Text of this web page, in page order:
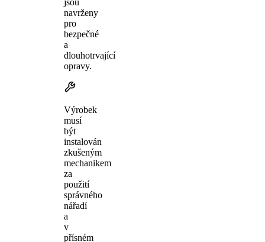
navrženy
pro
bezpečné
a
dlouhotrvající
opravy.
Výrobek
musí
být
instalován
zkušeným
mechanikem
za
použití
správného
nářadí
a
v
přísném